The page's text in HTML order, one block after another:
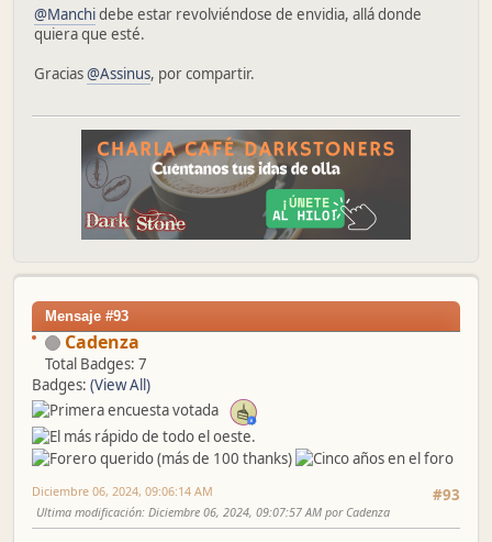
@Manchidebe estar revolviéndose de envidia, allá donde
quiera que esté.
Gracias@Assinus, por compartir.
Mensaje #93
Cadenza
Total Badges: 7
Badges: (View All)
#93
Diciembre 06, 2024, 09:06:14 AM
Ultima modificación: Diciembre 06, 2024, 09:07:57 AM por Cadenza